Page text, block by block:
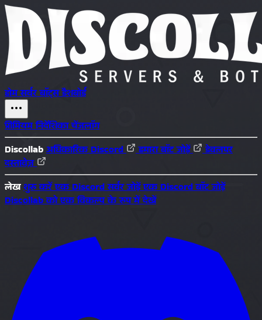
होमसर्वरबॉट्सडैशबोर्ड
प्रीमियमनिर्देशिकाचेंजलॉग
Discollab अधिकारिक Discord हमारा बॉट जोड़ें
डेवलपर
दस्तावेज़
लेखशुरू करेंएक Discord सर्वर जोड़ेंएक Discord बॉट जोड़ें
Discollab को एक विकल्प के रूप में देखें